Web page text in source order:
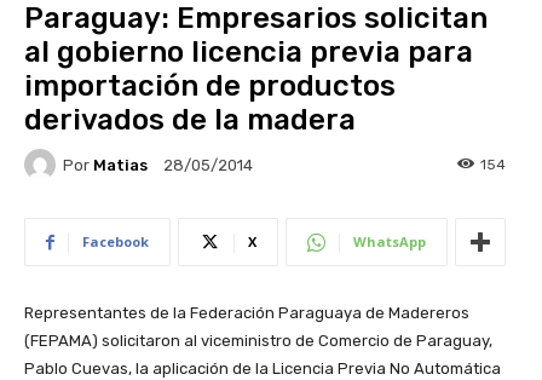
Paraguay: Empresarios solicitan
al gobierno licencia previa para
importación de productos
derivados de la madera
Por Matias 28/05/2014 154
Facebook X WhatsApp
Representantes de la Federación Paraguaya de Madereros
(FEPAMA) solicitaron al viceministro de Comercio de Paraguay,
Pablo Cuevas, la aplicación de la Licencia Previa No Automática